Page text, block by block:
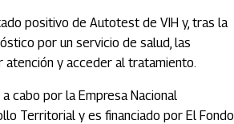
positivo de Autotest de VIH y, tras la
por un servicio de salud, las
atención y acceder al tratamiento.
cabo por la Empresa Nacional
Territorial y es financiado por El Fondo